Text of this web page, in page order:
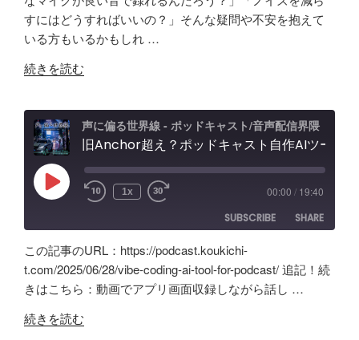
フ
ェ
ー
ス
ビ
ュ
ー
忘
ャ
ス
ト
音
編
集」
ア
リ
【Google
Studio】
バ
イ
ブ
コ
RSS FEED
LINK
EMBED
すにはどうすればいいの？」そんな疑問や不安を抱えて
いる方もいるかもしれ …
"原
帰
の
「Tascam
DR-
07X」
間
の
ポ
ッ
続きを読む
声に偏る世界線 - ポッドキャスト/音声配信界隈
Play
Episode 1x 00:00 / 19:40
SUBSCRIBE
SHARE
Amazon
Apple Podcasts
RSS
Spotify
RSS FEED
SHARE
LINK
EMBED
この記事のURL：https://podcast.koukichi-
t.com/2025/06/28/vibe-coding-ai-tool-for-podcast/ 追記！続
きはこちら：動画でアプリ画面収録しながら話し …
"旧
続きを読む